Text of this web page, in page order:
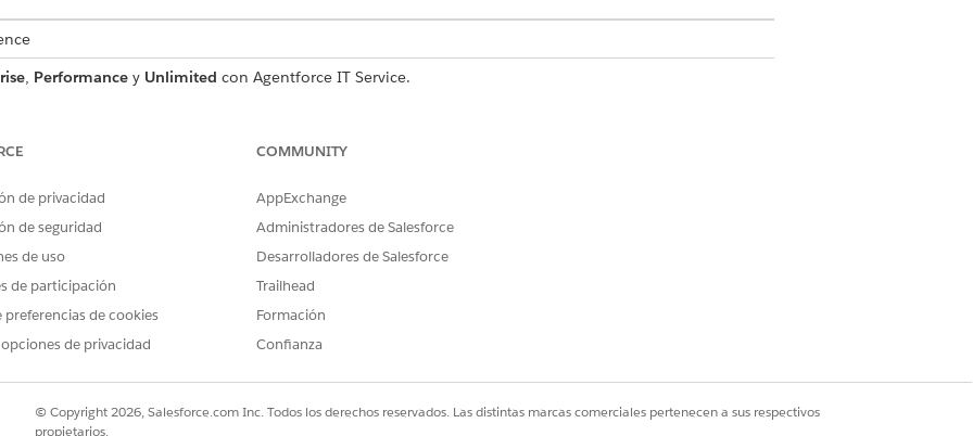
, Performancey Unlimited con Agentforce IT Service.
eficiente. Revise lo que se incluye con la plantilla.
esta plantilla captura estos detalles del empleado:
del software que está experimentando problemas técnicos o errores.
detallada del problema, incluyendo mensajes de error, pasos para reproducir el problema o
de la rapidez con la que se requiere una resolución.
de privacidad
de seguridad
de uso
de participación
preferencias de cookies
opciones de privacidad
COMMUNITY
AppExchange
Administradores de Salesforce
Desarrolladores de Salesforce
Trailhead
Formación
Confianza
© Copyright 2026, Salesforce.com Inc. Todos los derechos reservados. Las distintas marcas comerciales pertenecen a sus respectivos
propietarios.